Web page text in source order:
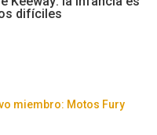
difíciles